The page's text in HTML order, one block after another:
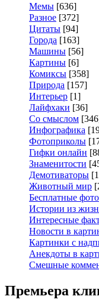
Мемы [636]
Разное [372]
Цитаты [94]
Города [163]
Машины [56]
Картины [6]
Комиксы [358]
Природа [157]
Интерьер [1]
Лайфхаки [36]
Со смыслом
Инфографика
Фотоприколы
Гифки онлайн
Знаменитости
Демотиваторы
Животный мир
Бесплатные фото
Истории из
Интересные
Новости в
Картинки с
Анекдоты в
Смешные
Премьера